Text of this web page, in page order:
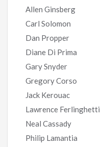
Allen Ginsberg
Carl Solomon
Dan Propper
Diane Di Prima
Gary Snyder
Gregory Corso
Jack Kerouac
Lawrence Ferlinghetti
Neal Cassady
Philip Lamantia